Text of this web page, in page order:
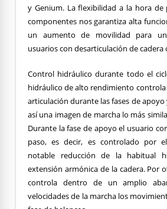
y Genium. La flexibilidad a la hora
componentes nos garantiza alta
un aumento de movilidad para
usuarios con desarticulación de
Control hidráulico durante todo el
hidráulico de alto rendimiento
articulación durante las fases de apoyo
así una imagen de marcha lo más
Durante la fase de apoyo el usuario
paso, es decir, es controlado por
notable reducción de la habitual
extensión armónica de la cadera. Por
controla dentro de un amplio
velocidades de la marcha los